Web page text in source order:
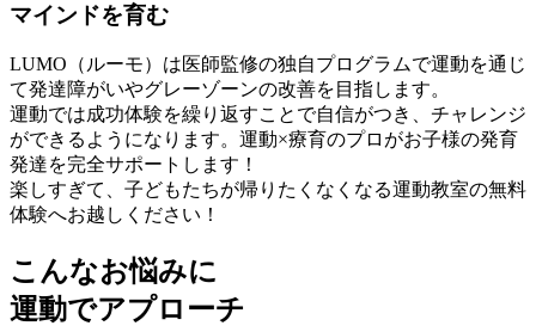
マインドを育む
LUMO（ルーモ）は医師監修の独自プログラムで運動を通じ
て発達障がいやグレーゾーンの改善を目指します。
運動では成功体験を繰り返すことで自信がつき、チャレンジ
ができるようになります。運動×療育のプロがお子様の発育
発達を完全サポートします！
楽しすぎて、子どもたちが帰りたくなくなる運動教室の無料
体験へお越しください！
こんなお悩みに
運動でアプローチ